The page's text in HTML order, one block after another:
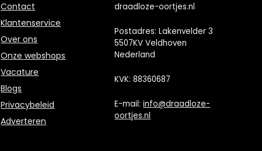
Contact
Klantenservice
Over ons
Onze webshops
Vacature
Blogs
Privacybeleid
Adverteren
draadloze-oortjes.nl
Postadres: Lakenvelder 3
5507KV Veldhoven
Nederland
KVK: 88360687
E-mail:info@draadloze-
oortjes.nl